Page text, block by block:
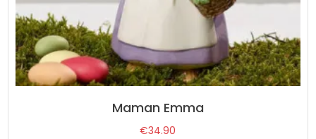
Maman Emma
€34.90